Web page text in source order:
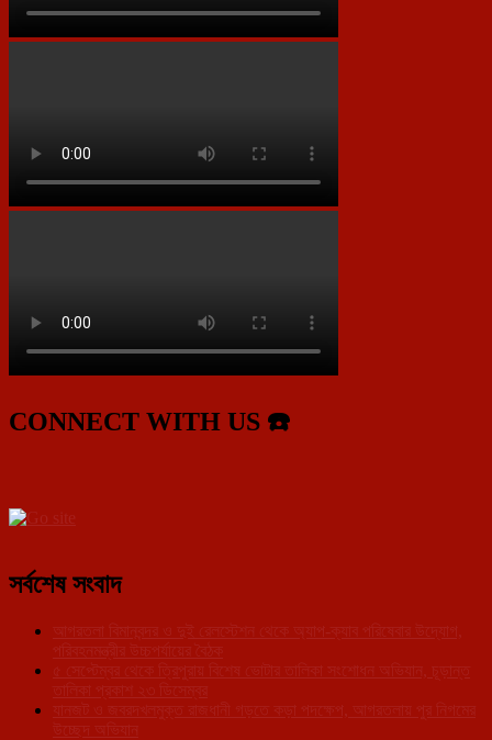
CONNECT WITH US ☎️
সর্বশেষ সংবাদ
আগরতলা বিমানবন্দর ও দুই রেলস্টেশন থেকে অ্যাপ-ক্যাব পরিষেবার উদ্যোগ,
পরিবহনমন্ত্রীর উচ্চপর্যায়ের বৈঠক
৫ সেপ্টেম্বর থেকে ত্রিপুরায় বিশেষ ভোটার তালিকা সংশোধন অভিযান, চূড়ান্ত
তালিকা প্রকাশ ২৩ ডিসেম্বর
যানজট ও জবরদখলমুক্ত রাজধানী গড়তে কড়া পদক্ষেপ, আগরতলায় পুর নিগমের
উচ্ছেদ অভিযান